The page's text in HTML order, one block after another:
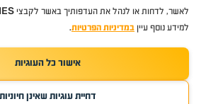
סיטרואן אופלפיג'וMG
Geelyמזדהבי ווי דיצ'רי טסלהניסאן
ב מ וולקסוסאאודיסקודהיונדאירנושברולט
instagram
כל הזכויות שמורות טרייד מוביל
לאשר, לדחות או לנהל את העדפותיך באשר לקבצי
למידע נוסף עיין במדיניות הפרטיות.
אישור כל העוגיות
דחיית עוגיות שאינן חיוניות